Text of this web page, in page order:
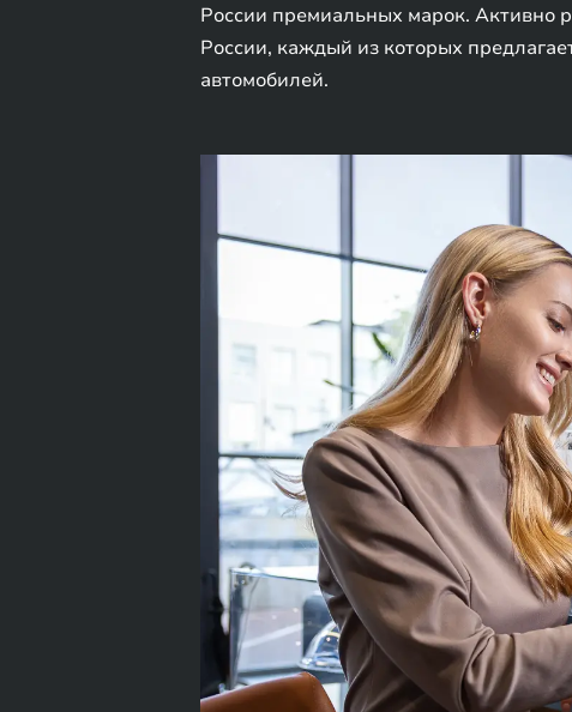
России премиальных марок. Активно
России, каждый из которых
автомобилей.